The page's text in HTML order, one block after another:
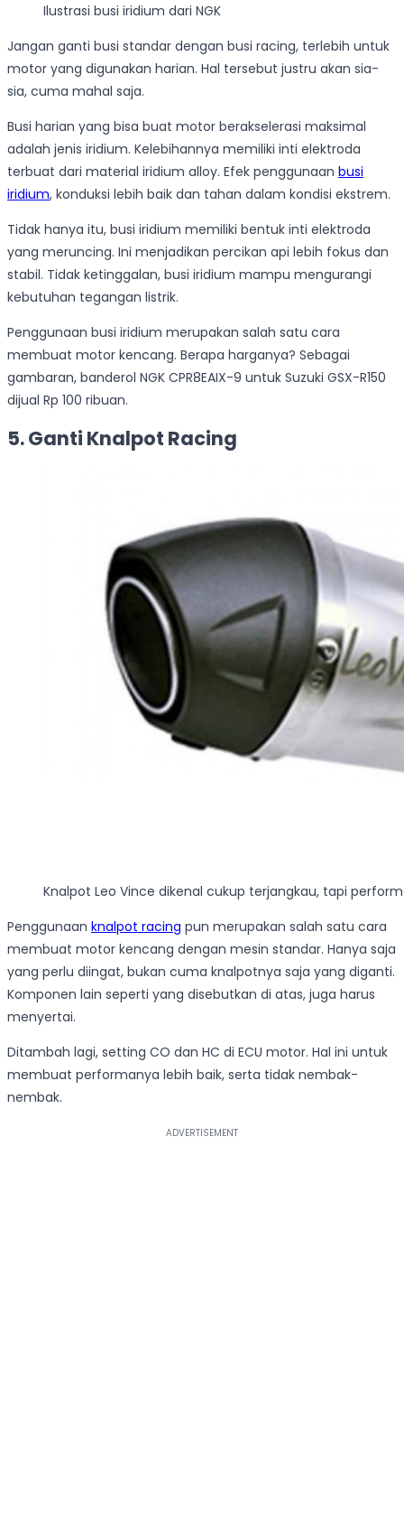
Ilustrasi busi iridium dari NGK
Jangan ganti busi standar dengan busi racing, terlebih untuk
motor yang digunakan harian. Hal tersebut justru akan sia-
sia, cuma mahal saja.
Busi harian yang bisa buat motor berakselerasi maksimal
adalah jenis iridium. Kelebihannya memiliki inti elektroda
terbuat dari material iridium alloy. Efek penggunaan busi
iridium, konduksi lebih baik dan tahan dalam kondisi ekstrem.
Tidak hanya itu, busi iridium memiliki bentuk inti elektroda
yang meruncing. Ini menjadikan percikan api lebih fokus dan
stabil. Tidak ketinggalan, busi iridium mampu mengurangi
kebutuhan tegangan listrik.
Penggunaan busi iridium merupakan salah satu cara
membuat motor kencang. Berapa harganya? Sebagai
gambaran, banderol NGK CPR8EAIX-9 untuk Suzuki GSX-R150
dijual Rp 100 ribuan.
5. Ganti Knalpot Racing
Knalpot Leo Vince dikenal cukup terjangkau, tapi
Penggunaan knalpot racing pun merupakan salah satu cara
membuat motor kencang dengan mesin standar. Hanya saja
yang perlu diingat, bukan cuma knalpotnya saja yang diganti.
Komponen lain seperti yang disebutkan di atas, juga harus
menyertai.
Ditambah lagi, setting CO dan HC di ECU motor. Hal ini untuk
membuat performanya lebih baik, serta tidak nembak-
nembak.